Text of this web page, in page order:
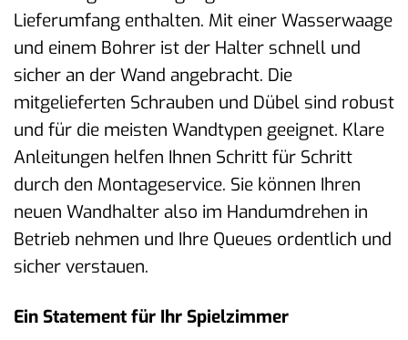
Lieferumfang enthalten. Mit einer Wasserwaage
und einem Bohrer ist der Halter schnell und
sicher an der Wand angebracht. Die
mitgelieferten Schrauben und Dübel sind robust
und für die meisten Wandtypen geeignet. Klare
Anleitungen helfen Ihnen Schritt für Schritt
durch den Montageservice. Sie können Ihren
neuen Wandhalter also im Handumdrehen in
Betrieb nehmen und Ihre Queues ordentlich und
sicher verstauen.
Ein Statement für Ihr Spielzimmer